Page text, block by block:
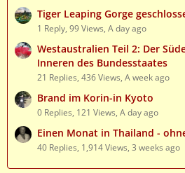
Tiger Leaping Gorge
1 Reply, 99 Views, A day ago
Westaustralien Teil 2: Der
Inneren des Bundesstaates
21 Replies, 436 Views, A week ago
Brand im Korin-in Kyoto
0 Replies, 121 Views, A day ago
Einen Monat in Thailand -
40 Replies, 1,914 Views, 3 weeks ago